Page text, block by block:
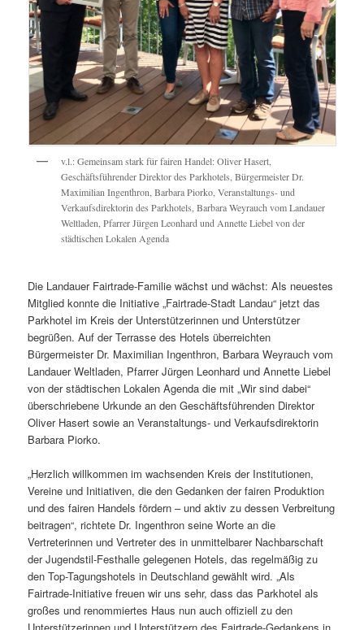
v.l.: Gemeinsam stark für fairen Handel: Oliver Hasert,
Geschäftsführender Direktor des Parkhotels, Bürgermeister Dr.
Maximilian Ingenthron, Barbara Piorko, Veranstaltungs- und
Verkaufsdirektorin des Parkhotels, Barbara Weyrauch vom Landauer
Weltladen, Pfarrer Jürgen Leonhard und Annette Liebel von der
städtischen Lokalen Agenda
Die Landauer Fairtrade-Familie wächst und wächst: Als neuestes
Mitglied konnte die Initiative „Fairtrade-Stadt Landau“ jetzt das
Parkhotel im Kreis der Unterstützerinnen und Unterstützer
begrüßen. Auf der Terrasse des Hotels überreichten
Bürgermeister Dr. Maximilian Ingenthron, Barbara Weyrauch vom
Landauer Weltladen, Pfarrer Jürgen Leonhard und Annette Liebel
von der städtischen Lokalen Agenda die mit „Wir sind dabei“
überschriebene Urkunde an den Geschäftsführenden Direktor
Oliver Hasert sowie an Veranstaltungs- und Verkaufsdirektorin
Barbara Piorko.
„Herzlich willkommen im wachsenden Kreis der Institutionen,
Vereine und Initiativen, die den Gedanken der fairen Produktion
und des fairen Handels fördern – und aktiv zu dessen Verbreitung
beitragen“, richtete Dr. Ingenthron seine Worte an die
Vertreterinnen und Vertreter des in unmittelbarer Nachbarschaft
der Jugendstil-Festhalle gelegenen Hotels, das regelmäßig zu
den Top-Tagungshotels in Deutschland gewählt wird. „Als
Fairtrade-Initiative freuen wir uns sehr, dass das Parkhotel als
großes und renommiertes Haus nun auch offiziell zu den